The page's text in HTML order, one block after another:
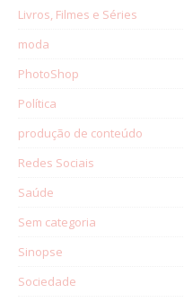
Livros, Filmes e Séries
moda
PhotoShop
Política
produção de conteúdo
Redes Sociais
Saúde
Sem categoria
Sinopse
Sociedade